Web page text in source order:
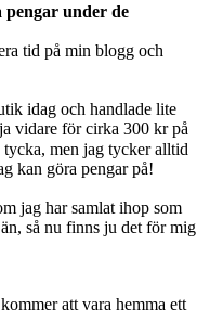
under de
tid på min blogg och
idag och handlade lite
vidare för cirka 300 kr på
tycka, men jag tycker alltid
kan göra pengar på!
jag har samlat ihop som
så nu finns ju det för mig
att vara hemma ett